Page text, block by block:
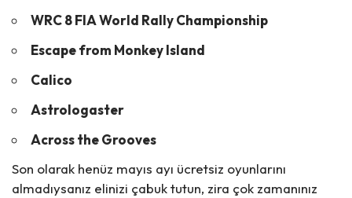
WRC 8 FIA World Rally Championship
Escape from Monkey Island
Calico
Astrologaster
Across the Grooves
Son olarak henüz mayıs ayı ücretsiz oyunlarını
almadıysanız elinizi çabuk tutun, zira çok zamanınız